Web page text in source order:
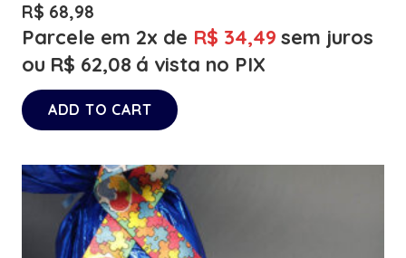
R$ 68,98
Parcele em 2x de R$ 34,49 sem juros
ou R$ 62,08 á vista no PIX
ADD TO CART